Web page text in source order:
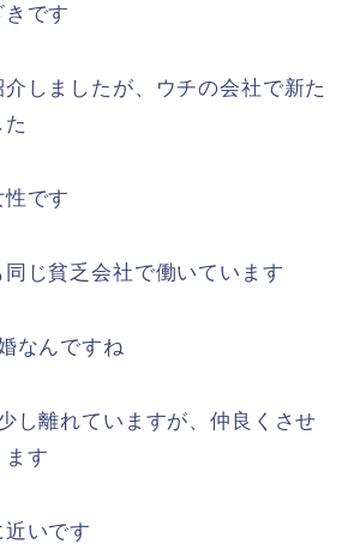
です
しましたが、ウチの会社で新た
です
じ貧乏会社で働いています
なんですね
し離れていますが、仲良くさせ
ます
いです